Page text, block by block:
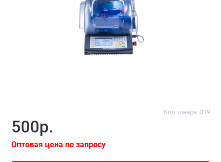
Код товара: 319
500р.
Оптовая цена по запросу